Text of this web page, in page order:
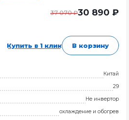
37 070 ₽30 890 ₽
Купить в 1 клик В корзину
Китай
29
Не инвертор
охлаждение и обогрев